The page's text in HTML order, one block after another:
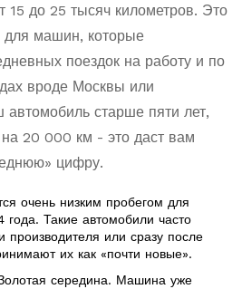
15 до 25 тысяч километров. Это
для машин, которые
поездок на работу и по
вроде Москвы или
старше пяти лет,
на 20 000 км - это даст вам
цифру.
очень низким пробегом для
Такие автомобили часто
производителя или сразу после
их как «почти новые».
середина. Машина уже